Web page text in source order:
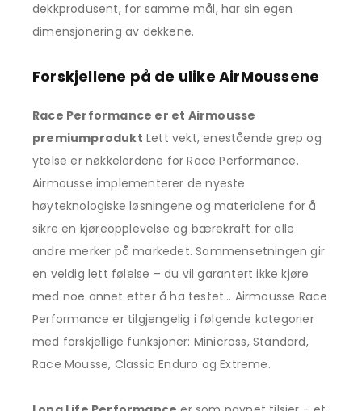
dekkprodusent, for samme mål, har sin egen
dimensjonering av dekkene.
Forskjellene på de ulike AirMoussene
Race Performance er et Airmousse
premiumprodukt Lett vekt, enestående grep og
ytelse er nøkkelordene for Race Performance.
Airmousse implementerer de nyeste
høyteknologiske løsningene og materialene for å
sikre en kjøreopplevelse og bærekraft for alle
andre merker på markedet. Sammensetningen gir
en veldig lett følelse – du vil garantert ikke kjøre
med noe annet etter å ha testet… Airmousse Race
Performance er tilgjengelig i følgende kategorier
med forskjellige funksjoner: Minicross, Standard,
Race Mousse, Classic Enduro og Extreme.